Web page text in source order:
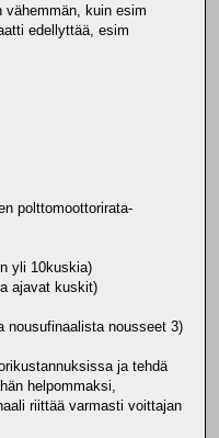
vähemmän, kuin esim
edellyttää, esim
polttomoottorirata-
yli 10kuskia)
ajavat kuskit)
nousufinaalista nousseet 3)
ja tehdä
helpommaksi,
riittää varmasti voittajan